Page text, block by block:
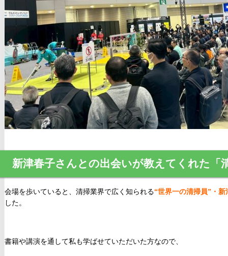
新津春子さんとの出会いが教えてくれた「
会場を歩いていると、清掃業界で広く知られる“世界一の清掃員”・新
した。
書籍や講演を通して私も学ばせていただいた方なので、